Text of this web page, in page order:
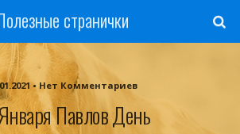
странички
• Нет Комментариев
Павлов День